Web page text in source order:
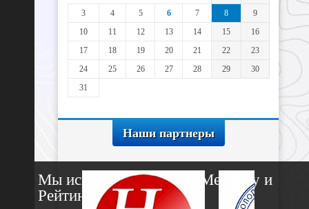
3
4 5 6 7 8
9
10
11 12 13 14 15
16
17
18 19 20 21 22
23
24
25 26 27 28 29
30
31
Наши партнеры
Мы используем Яндекс Метрику и
Рейтинг Mail.Ru